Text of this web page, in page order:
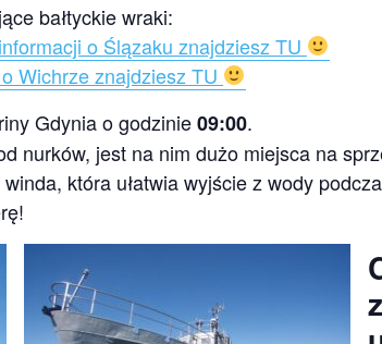
bałtyckie wraki:
o Ślązaku znajdziesz TU
Wichrze znajdziesz TU
Gdynia o godzinie09:00.
nurków, jest na nim dużo miejsca na
która ułatwia wyjście z wody